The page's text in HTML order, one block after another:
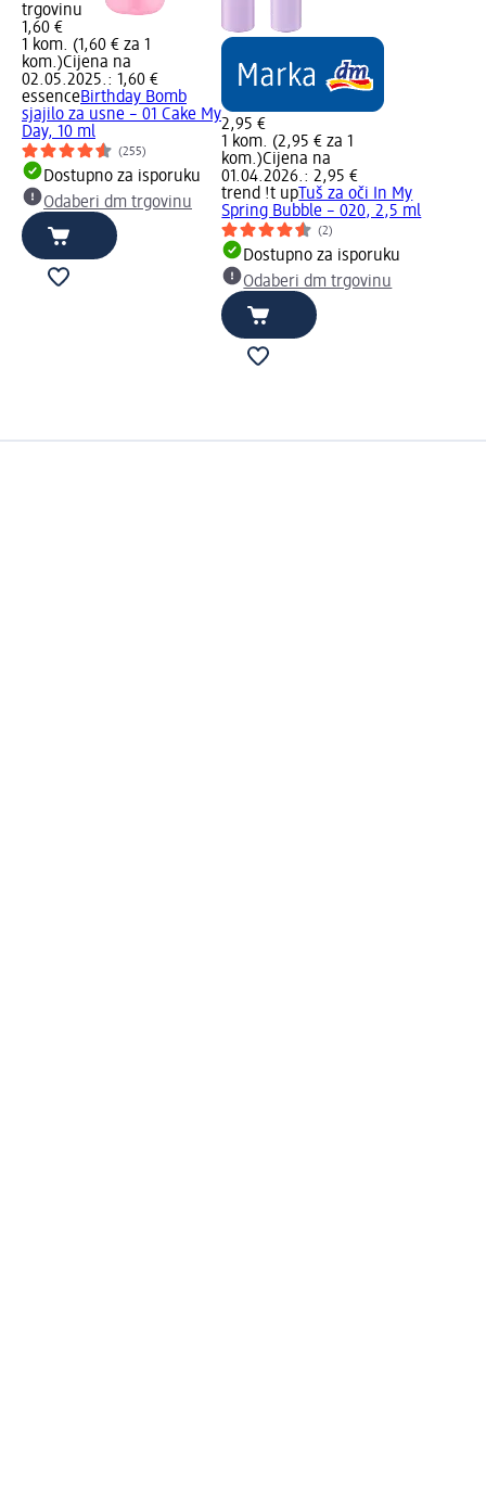
trgovinu
1,60 €
1 kom. (1,60 € za 1
kom.)Cijena na
02.05.2025.: 1,60 €
essenceBirthday Bomb
sjajilo za usne – 01 Cake My
Day, 10 ml
(255)
Dostupno za isporuku
Odaberi dm trgovinu
2,95 €
1 kom. (2,95 € za 1
kom.)Cijena na
01.04.2026.: 2,95 €
trend !t up Tuš za oči In My
Spring Bubble – 020, 2,5 ml
(2)
Dostupno za isporuku
Odaberi dm trgovinu